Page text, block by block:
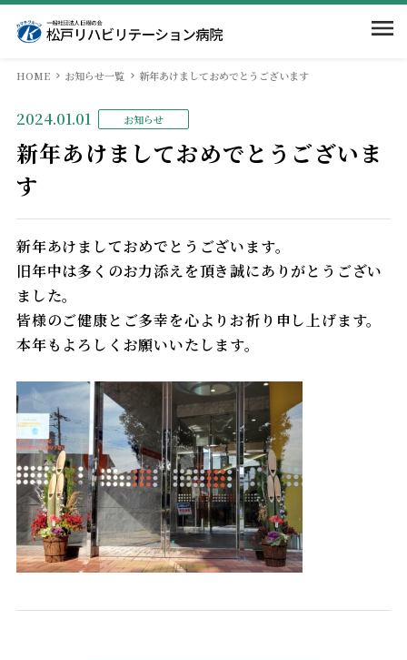
ホーム
当院のご案内
病院概要
回復期リハとは
当院での取組み
広報物
学会発表・オプトアウト
実績紹介
福利厚生
入院案内
入院のご案内
相談窓口
面会・お見舞いの方
部門紹介
医局
薬剤科
医療連携室
医事課
栄養科
求人情報
HOME お知らせ一覧 新年あけましておめでとうございます
2024.01.01 お知らせ
新年あけましておめでとうございま
す
新年あけましておめでとうございます。
旧年中は多くのお力添えを頂き誠にありがとうござい
ました。
皆様のご健康とご多幸を心よりお祈り申し上げます。
本年もよろしくお願いいたします。